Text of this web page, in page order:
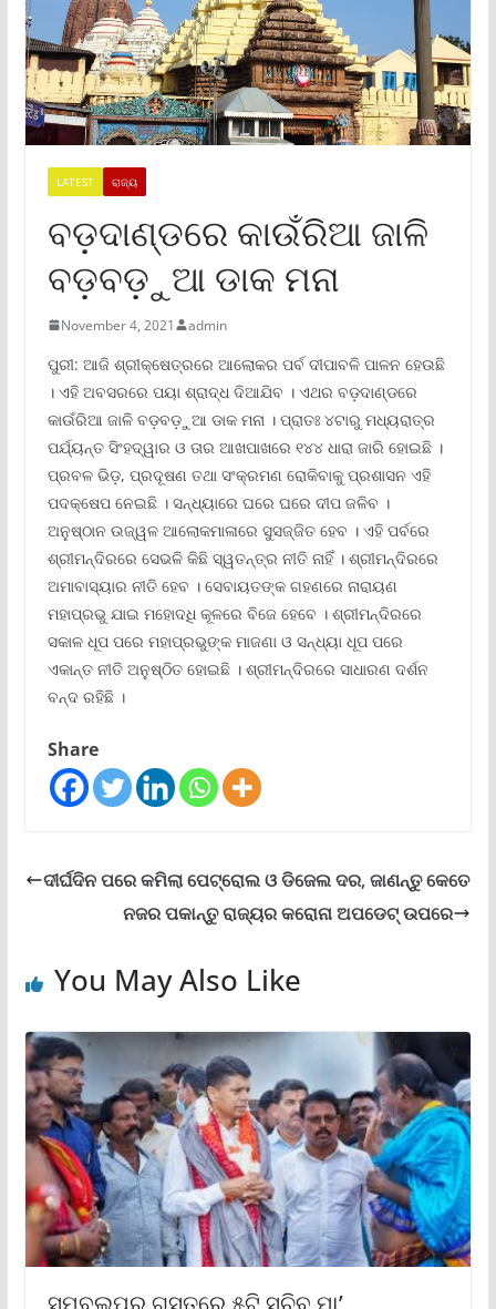
LATEST ରାଜ୍ୟ
ବଡ଼ଦାଣ୍ଡରେ କାଉଁରିଆ ଜାଳି
ବଡ଼ବଡ଼ୁଆ ଡାକ ମନା
November 4, 2021 admin
ପୁରୀ: ଆଜି ଶ୍ରୀକ୍ଷେତ୍ରରେ ଆଲୋକର ପର୍ବ ଦୀପାବଳି ପାଳନ ହେଉଛି
। ଏହି ଅବସରରେ ପୟା ଶ୍ରାଦ୍ଧ ଦିଆଯିବ । ଏଥର ବଡ଼ଦାଣ୍ଡରେ
କାଉଁରିଆ ଜାଳି ବଡ଼ବଡ଼ୁଆ ଡାକ ମନା । ପ୍ରାତଃ ୪ଟାରୁ ମଧ୍ୟରାତ୍ର
ପର୍ଯ୍ୟନ୍ତ ସିଂହଦ୍ୱାର ଓ ତାର ଆଖପାଖରେ ୧୪୪ ଧାରା ଜାରି ହୋଇଛି ।
ପ୍ରବଳ ଭିଡ଼, ପ୍ରଦୂଷଣ ତଥା ସଂକ୍ରମଣ ରୋକିବାକୁ ପ୍ରଶାସନ ଏହି
ପଦକ୍ଷେପ ନେଇଛି । ସନ୍ଧ୍ୟାରେ ଘରେ ଘରେ ଦୀପ ଜଳିବ ।
ଅନୁଷ୍ଠାନ ଉଜ୍ୱଳ ଆଲୋକମାଳାରେ ସୁସଜ୍ଜିତ ହେବ । ଏହି ପର୍ବରେ
ଶ୍ରୀମନ୍ଦିରରେ ସେଭଳି କିଛି ସ୍ୱତନ୍ତ୍ର ନୀତି ନାହିଁ । ଶ୍ରୀମନ୍ଦିରରେ
ଅମାବାସ୍ୟାର ନୀତି ହେବ । ସେବାୟତଙ୍କ ଗହଣରେ ନାରାୟଣ
ମହାପ୍ରଭୁ ଯାଇ ମହୋଦଧି କୂଳରେ ବିଜେ ହେବେ । ଶ୍ରୀମନ୍ଦିରରେ
ସକାଳ ଧୂପ ପରେ ମହାପ୍ରଭୁଙ୍କ ମାଜଣା ଓ ସନ୍ଧ୍ୟା ଧୂପ ପରେ
ଏକାନ୍ତ ନୀତି ଅନୁଷ୍ଠିତ ହୋଇଛି । ଶ୍ରୀମନ୍ଦିରରେ ସାଧାରଣ ଦର୍ଶନ
ବନ୍ଦ ରହିଛି ।
Share
ଦୀର୍ଘଦିନ ପରେ କମିଲା ପେଟ୍ରୋଲ ଓ ଡିଜେଲ ଦର, ଜାଣନ୍ତୁ କେତେ
ନଜର ପକାନ୍ତୁ ରାଜ୍ୟର କରୋନା ଅପଡେଟ୍ ଉପରେ
You May Also Like
ସମ୍ବଲପୁର ଗସ୍ତରେ ୫ଟି ସଚିବ,ମା’